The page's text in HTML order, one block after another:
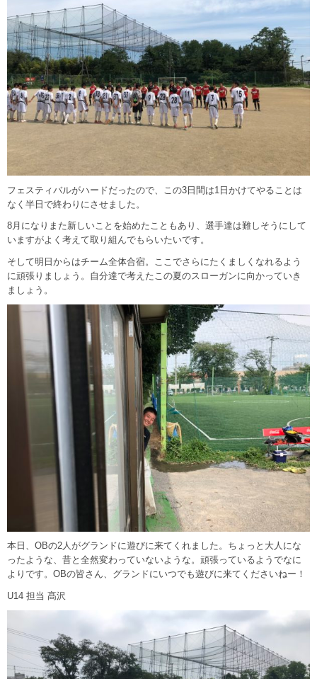
フェスティバルがハードだったので、この3日間は1日かけてやることは
なく半日で終わりにさせました。
8月になりまた新しいことを始めたこともあり、選手達は難しそうにして
いますがよく考えて取り組んでもらいたいです。
そして明日からはチーム全体合宿。ここでさらにたくましくなれるよう
に頑張りましょう。自分達で考えたこの夏のスローガンに向かっていき
ましょう。
本日、OBの2人がグランドに遊びに来てくれました。ちょっと大人にな
ったような、昔と全然変わっていないような。頑張っているようでなに
よりです。OBの皆さん、グランドにいつでも遊びに来てくださいねー！
U14 担当 髙沢